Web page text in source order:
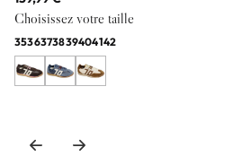
Choisissez votre taille
3536373839404142